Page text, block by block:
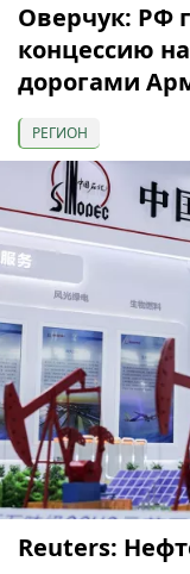
Оверчук: РФ
концессию
дорогами
РЕГИОН
Reuters: